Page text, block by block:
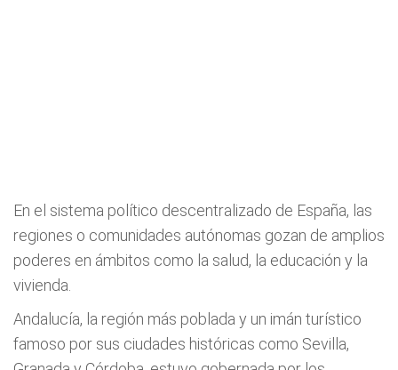
En el sistema político descentralizado de España, las
regiones o comunidades autónomas gozan de amplios
poderes en ámbitos como la salud, la educación y la
vivienda.
Andalucía, la región más poblada y un imán turístico
famoso por sus ciudades históricas como Sevilla,